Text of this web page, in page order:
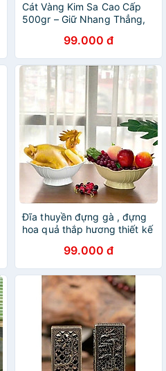
Cát Vàng Kim Sa Cao Cấp
500gr – Giữ Nhang Thẳng,
99.000 đ
Đĩa thuyền đựng gà , đựng
hoa quả thắp hương thiết kế
99.000 đ